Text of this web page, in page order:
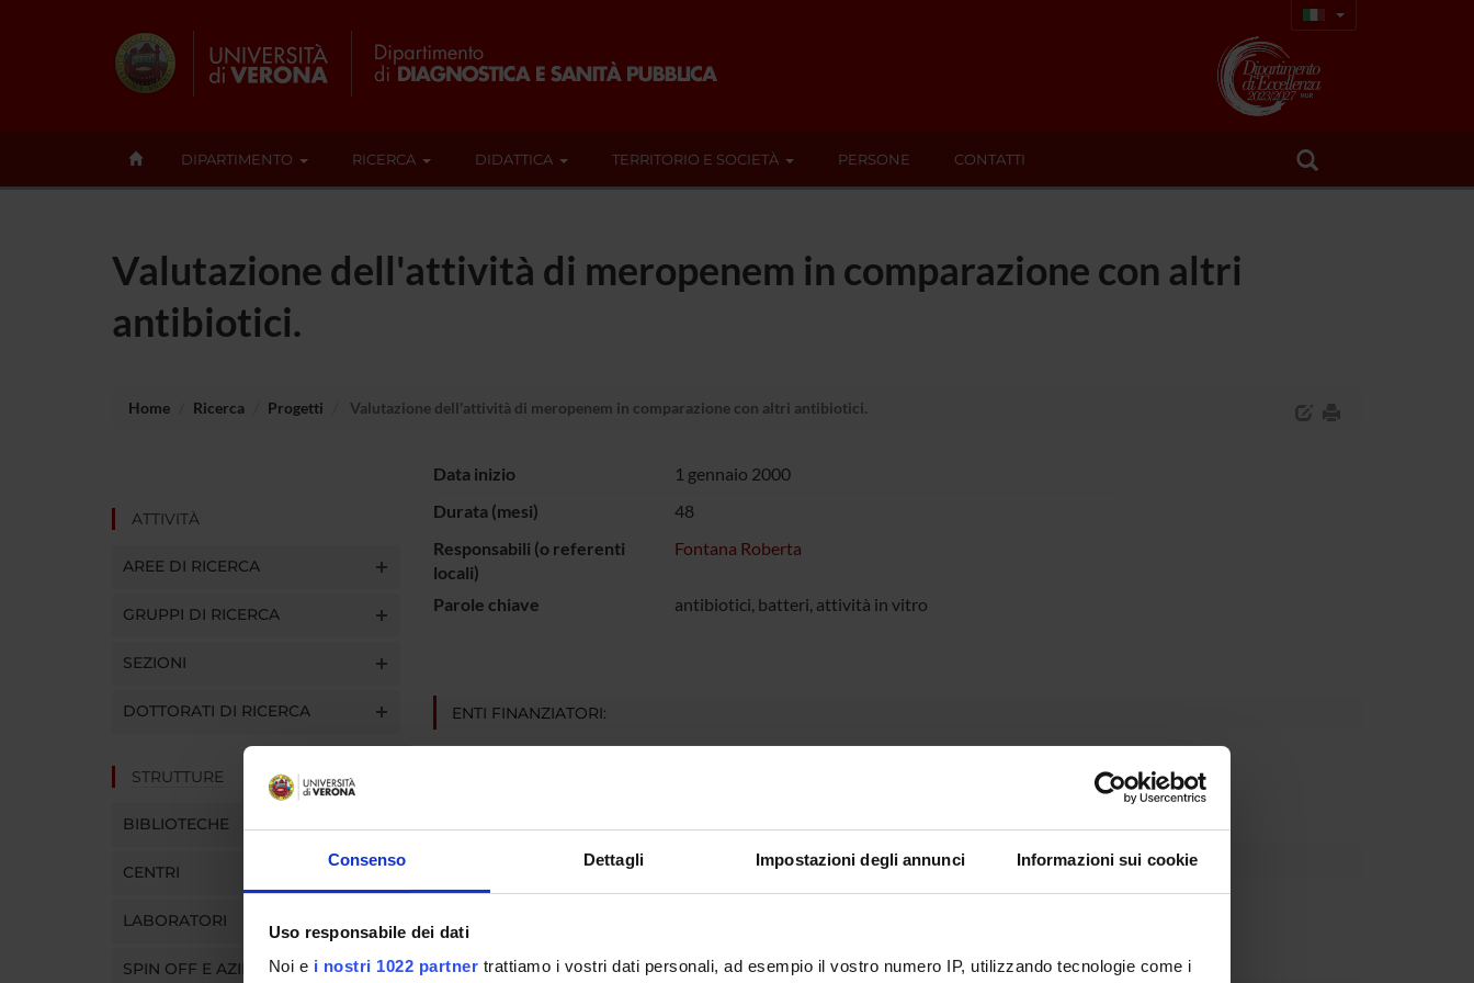
Consenso Dettagli Impostazioni degli annunci Informazioni sui cookie
Uso responsabile dei dati
Noi e i nostri 1022 partner trattiamo i vostri dati personali, ad esempio il vostro numero IP, utilizzando tecnologie come i
DIPARTIMENTO RICERCA DIDATTICA TERRITORIO E SOCIETÀ PERSONE CONTATTI
Valutazione dell'attività di meropenem in comparazione con altri
antibiotici.
Home Ricerca Progetti Valutazione dell'attività di meropenem in comparazione con altri antibiotici.
ATTIVITÀ
AREE DI RICERCA
GRUPPI DI RICERCA
SEZIONI
DOTTORATI DI RICERCA
STRUTTURE
BIBLIOTECHE
CENTRI
LABORATORI
SPIN OFF E AZIENDE
Data inizio
1 gennaio 2000
Durata (mesi)
48
Responsabili (o referenti
locali)
Fontana Roberta
Parole chiave antibiotici, batteri, attività in vitro
ENTI FINANZIATORI:
PARTECIPANTI AL PROGETTO